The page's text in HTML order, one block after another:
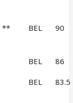
** BEL 90
BEL 86
BEL 83.5